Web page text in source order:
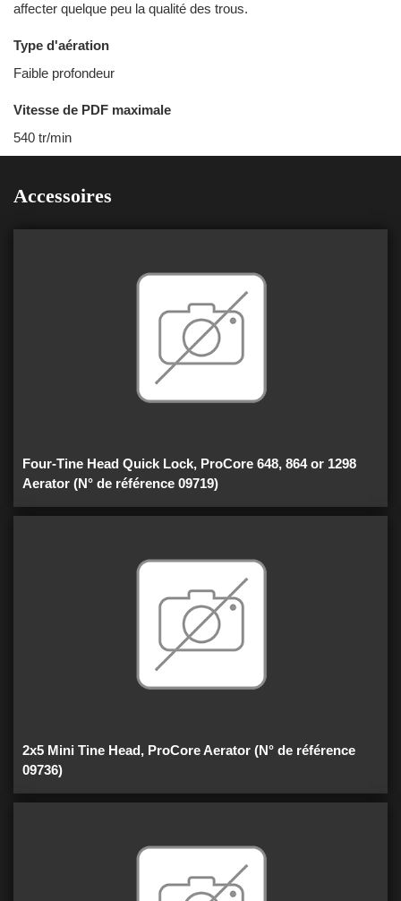
affecter quelque peu la qualité des trous.
Type d'aération
Faible profondeur
Vitesse de PDF maximale
540 tr/min
Accessoires
Four-Tine Head Quick Lock, ProCore 648, 864 or 1298
Aerator (N° de référence 09719)
2x5 Mini Tine Head, ProCore Aerator (N° de référence
09736)